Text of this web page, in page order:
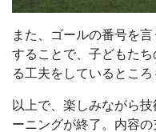
また、ゴールの番号を
することで、子どもた
る工夫をしているところ
以上で、楽しみながら
ーニングが終了。内容